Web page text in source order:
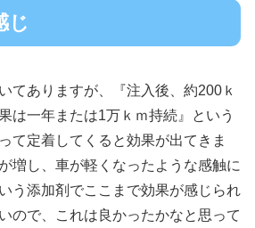
じ
てありますが、『注入後、約200ｋ
は一年または1万ｋｍ持続』という
て定着してくると効果が出てきま
増し、車が軽くなったような感触に
う添加剤でここまで効果が感じられ
ので、これは良かったかなと思って